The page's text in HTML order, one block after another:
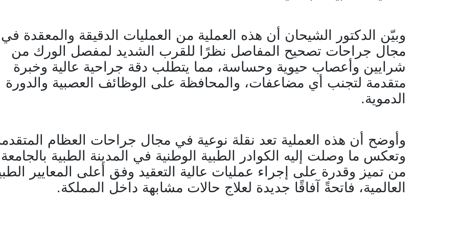
وبيّن الدكتور الشيحان أن هذه العملية من العمليات الدقيقة والمعقدة في
مجال جراحات تصحيح المفاصل نظرًا للقرب الشديد لمفصل الورك من
شرايين وأعصاب حيوية وحساسة، مما يتطلب دقة جراحية عالية وخبرة
متقدمة لتجنب أي مضاعفات، والمحافظة على الوظائف العصبية والدورة
الدموية.
وأوضح أن هذه العملية تعد نقلة نوعية في مجال جراحات العظام
وتعكس ما وصلت إليه الكوادر الطبية الوطنية في المدينة الطبية بالجامعة
من تميز وقدرة على إجراء عمليات عالية التعقيد وفق أعلى المعايير
العالمية، فاتحةً آفاقًا جديدة لعلاج حالات مشابهة داخل المملكة.